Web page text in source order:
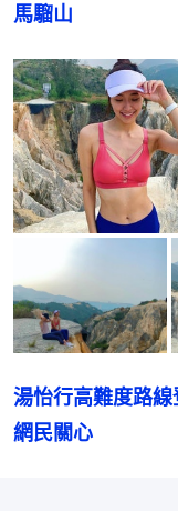
馬騮山
湯怡行高難度路線
網民關心